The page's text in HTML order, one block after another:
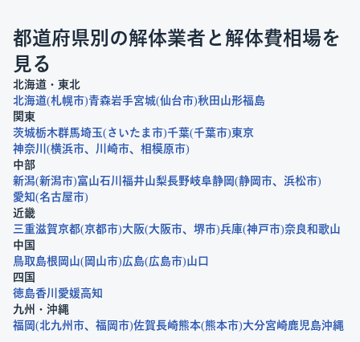
都道府県別の解体業者と解体費相場を
見る
北海道・東北
北海道 札幌市 青森岩手宮城 仙台市 秋田 山形福島
関東
茨城栃木群馬埼玉 さいたま市 千葉 千葉市 東京
神奈川
横浜市 川崎市
相模原市
中部
新潟 新潟市 富山石川 福井山梨長野岐阜静岡 静岡市
浜松市
愛知 名古屋市
近畿
三重滋賀京都 京都市 大阪 大阪市 堺市 兵庫 神戸市 奈良和歌山
中国
鳥取 島根 岡山 岡山市 広島 広島市 山口
四国
徳島香川 愛媛高知
九州・沖縄
福岡 北九州市 福岡市 佐賀長崎熊本 熊本市 大分宮崎鹿児島沖縄